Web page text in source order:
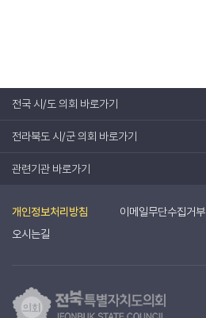
전국 시/도 의회 바로가기
전라북도 시/군 의회 바로가기
관련기관 바로가기
개인정보처리방침 이메일무단수집거부
오시는길